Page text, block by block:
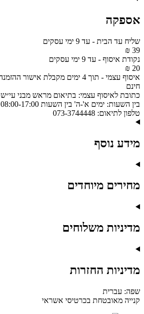
25X22
עם
7
ברכונים
-
כסף
דגם
UK43288
אספקה
שליח עד הבית - עד 9 ימי עסקים
39 ₪
נקודת איסוף - עד 9 ימי עסקים
20 ₪
איסוף עצמי - תוך 4 ימים מקבלת אישור ההזמנה ובתיאום מראש
חינם
כתובת לאיסוף עצמי: בתיאום מראש מבני עי״ש
בין השעות: ימים א'-ה' בין השעות 08:00-17:00
טלפון לתיאום: 073-3744448
מידע נוסף
מחירים מיוחדים
מדיניות משלוחים
מדיניות החזרות
שפה: עברית
קנייה מאובטחת בכרטיסי אשראי